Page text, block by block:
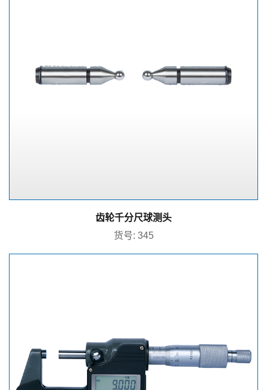
齿轮千分尺球测头
货号: 345